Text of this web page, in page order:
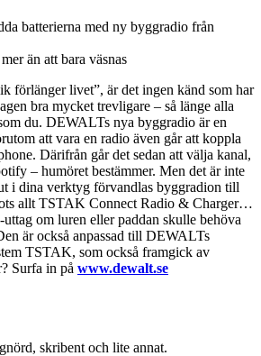
batterierna med ny byggradio från
förlänger livet”, är det ingen känd som har
bra mycket trevligare – så länge alla
du. DEWALTs nya byggradio är en
att vara en radio även går att koppla
Därifrån går det sedan att välja kanal,
– humöret bestämmer. Men det är inte
i dina verktyg förvandlas byggradion till
allt TSTAK Connect Radio & Charger…
om luren eller paddan skulle behöva
är också anpassad till DEWALTs
TSTAK, som också framgick av
Surfa in på www.dewalt.se
skribent och lite annat.